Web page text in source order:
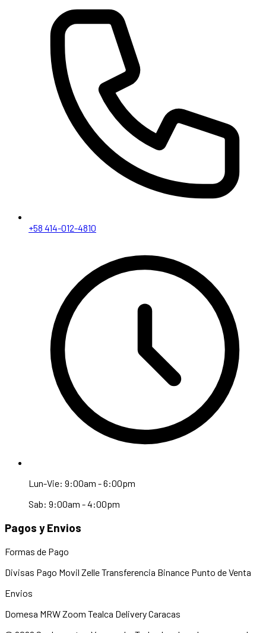
+58 414-012-4810
Lun-Vie: 9:00am - 6:00pm
Sab: 9:00am - 4:00pm
Pagos y Envios
Formas de Pago
Divisas Pago Movil ZelleTransferencia Binance Punto de Venta
Envios
Domesa MRWZoom Tealca Delivery Caracas